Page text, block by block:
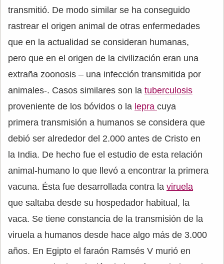
transmitió. De modo similar se ha conseguido
rastrear el origen animal de otras enfermedades
que en la actualidad se consideran humanas,
pero que en el origen de la civilización eran una
extraña zoonosis – una infección transmitida por
animales-. Casos similares son la tuberculosis
proveniente de los bóvidos o la lepra cuya
primera transmisión a humanos se considera que
debió ser alrededor del 2.000 antes de Cristo en
la India. De hecho fue el estudio de esta relación
animal-humano lo que llevó a encontrar la primera
vacuna. Ésta fue desarrollada contra la viruela
que saltaba desde su hospedador habitual, la
vaca. Se tiene constancia de la transmisión de la
viruela a humanos desde hace algo más de 3.000
años. En Egipto el faraón Ramsés V murió en